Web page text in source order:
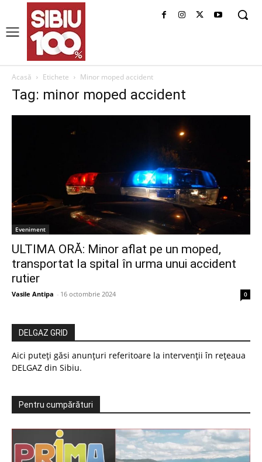
Acasă Etichete Minor moped accident
Tag: minor moped accident
Eveniment
ULTIMA ORĂ: Minor aflat pe un moped,
transportat la spital în urma unui accident
rutier
Vasile Antipa - 16 octombrie 2024 0
DELGAZ GRID
Aici puteți găsi anunțuri referitoare la intervenții în rețeaua
DELGAZ din Sibiu.
Pentru cumpărături